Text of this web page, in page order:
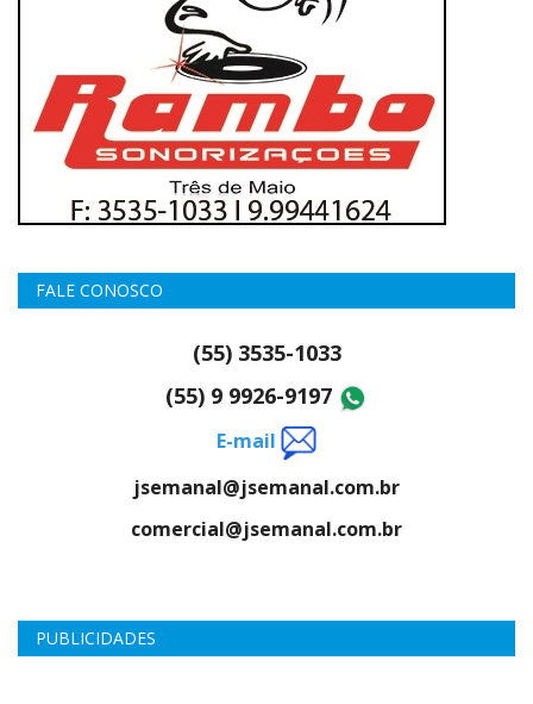
FALE CONOSCO
(55) 3535-1033
(55) 9 9926-9197
E-mail
jsemanal@jsemanal.com.br
comercial@jsemanal.com.br
PUBLICIDADES